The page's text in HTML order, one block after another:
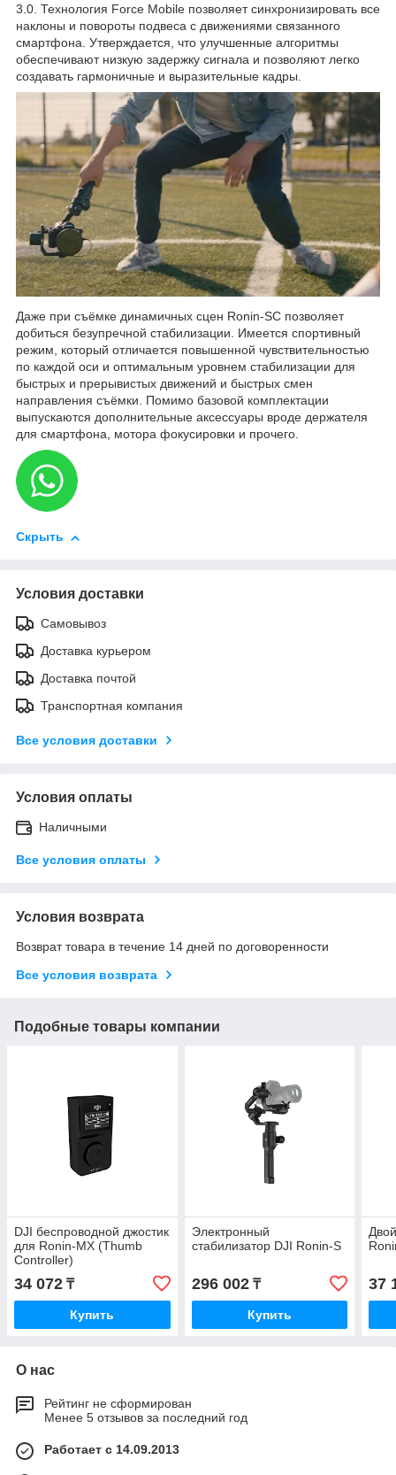
3.0. Технология Force Mobile позволяет синхронизировать все
наклоны и повороты подвеса с движениями связанного
смартфона. Утверждается, что улучшенные алгоритмы
обеспечивают низкую задержку сигнала и позволяют легко
создавать гармоничные и выразительные кадры.
Даже при съёмке динамичных сцен Ronin-SC позволяет
добиться безупречной стабилизации. Имеется спортивный
режим, который отличается повышенной чувствительностью
по каждой оси и оптимальным уровнем стабилизации для
быстрых и прерывистых движений и быстрых смен
направления съёмки. Помимо базовой комплектации
выпускаются дополнительные аксессуары вроде держателя
для смартфона, мотора фокусировки и прочего.
Скрыть
Условия доставки
Самовывоз
Доставка курьером
Доставка почтой
Транспортная компания
Все условия доставки
Условия оплаты
Наличными
Все условия оплаты
Условия возврата
Возврат товара в течение 14 дней по договоренности
Все условия возврата
Подобные товары компании
DJI беспроводной джостик
для Ronin-MX (Thumb
Controller)
34 072 ₸
Купить
Электронный
стабилизатор DJI Ronin-S
296 002₸
Купить
37
О нас
Рейтинг не сформирован
Менее 5 отзывов за последний год
Работает с 14.09.2013